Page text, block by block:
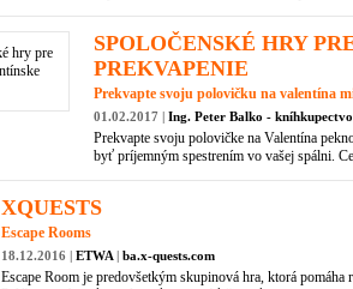
SPOLOČENSKÉ HRY
PREKVAPENIE
Prekvapte svoju polovičku na valentína
01.02.2017 | Ing. Peter Balko -
Prekvapte svoju polovičke na Valentína
byť príjemným spestrením vo vašej spálni.
XQUESTS
Escape Rooms
18.12.2016 | ETWA | ba.x-quests.com
Escape Room je predovšetkým skupinová hra, ktorá